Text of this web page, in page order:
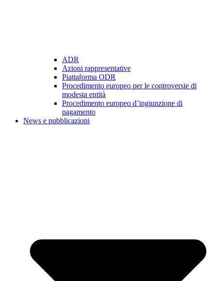
ADR
Azioni rappresentative
Piattaforma ODR
Procedimento europeo per le controversie di
modesta entità
Procedimento europeo d’ingiunzione di
pagamento
News e pubblicazioni